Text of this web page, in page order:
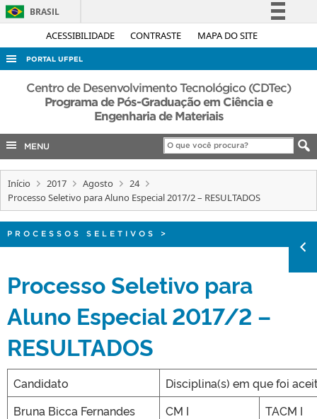
ACESSIBILIDADE CONTRASTE MAPA DO SITE
BRASIL
Simplifique!
Acesso à informação
Legislação
Canais
PORTAL UFPEL
ACESSO À INFORMAÇÃO
AUDITORIA
EDITAIS
INTERNACIONAL
Centro de Desenvolvimento Tecnológico (CDTec)
Programa de Pós-Graduação em Ciência e
Engenharia de Materiais
MENU
Início 2017 Agosto
24
Processo Seletivo para Aluno Especial 2017/2 – RESULTADOS
PROCESSOS SELETIVOS >
Processo Seletivo para
Aluno Especial 2017/2 –
RESULTADOS
Candidato
Disciplina(s) em que foi
Bruna Bicca Fernandes
CM I
TACM I